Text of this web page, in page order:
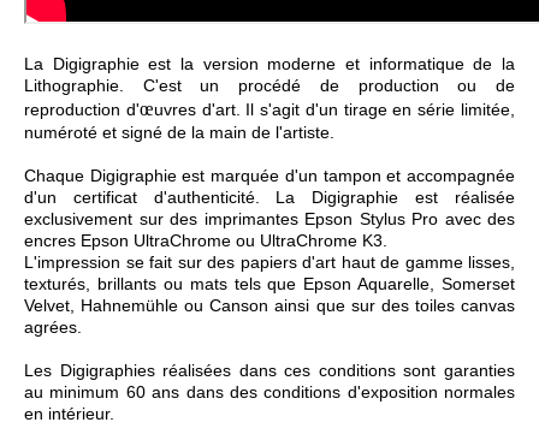
La Digigraphie est la version moderne et informatique de la
Lithographie. C'est un procédé de production ou de
reproduction d'œuvres d'art. Il s'agit d'un tirage en série limitée,
numéroté et signé de la main de l'artiste.
Chaque Digigraphie est marquée d'un tampon et accompagnée
d'un certificat d'authenticité. La Digigraphie est réalisée
exclusivement sur des imprimantes Epson Stylus Pro avec des
encres Epson UltraChrome ou UltraChrome K3.
L'impression se fait sur des papiers d'art haut de gamme lisses,
texturés, brillants ou mats tels que Epson Aquarelle, Somerset
Velvet, Hahnemühle ou Canson ainsi que sur des toiles canvas
agrées.
Les Digigraphies réalisées dans ces conditions sont garanties
au minimum 60 ans dans des conditions d'exposition normales
en intérieur.